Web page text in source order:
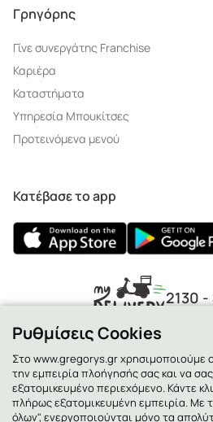
Γρηγόρης
Γίνε συνεργάτης Franchise
Καριέρα
Καταστήματα
Υπηρεσία Μπουκίτσες
Προτεινόμενα μενού
Κατέβασε το app
2130
Ρυθμίσεις Cookies
Στο www.gregorys.gr χρησιμοποιούμε
την εμπειρία πλοήγησής σας και να
εξατομικευμένο περιεχόμενο. Κάντε
πλήρως εξατομικευμένη εμπειρία. Με
όλων", ενεργοποιούνται μόνο τα